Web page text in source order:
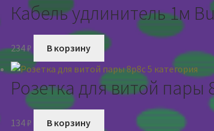
Кабель удлинитель 1м
234₽ В корзину
Розетка для витой пары
134₽ В корзину